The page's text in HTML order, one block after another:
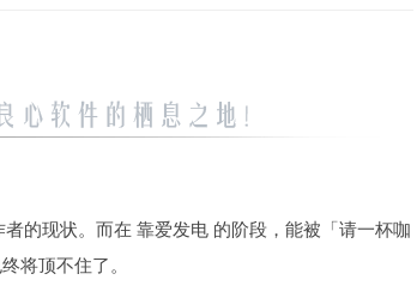
的现状。而在 靠爱发电 的阶段，能被「请一杯咖
将顶不住了。